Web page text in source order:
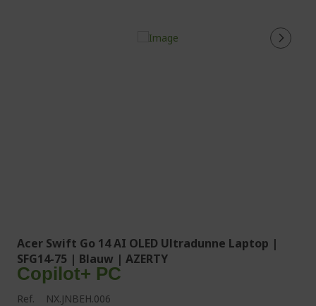
Acer Swift Go 14 AI OLED Ultradunne Laptop |
SFG14-75 | Blauw | AZERTY
Copilot+ PC
Ref. NX.JNBEH.006